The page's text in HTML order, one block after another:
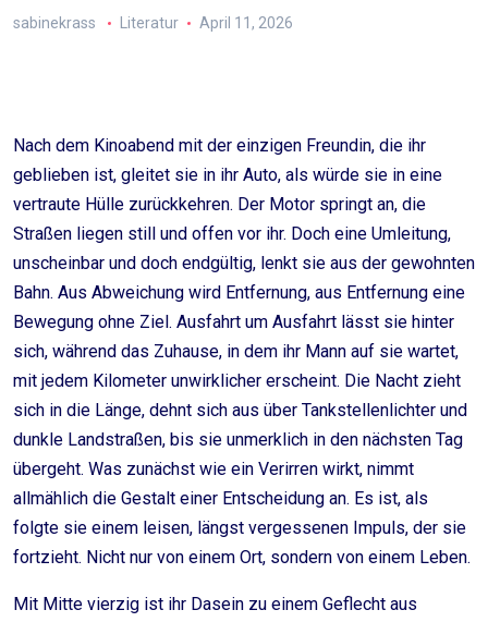
sabinekrass Literatur April 11, 2026
Nach dem Kinoabend mit der einzigen Freundin, die ihr
geblieben ist, gleitet sie in ihr Auto, als würde sie in eine
vertraute Hülle zurückkehren. Der Motor springt an, die
Straßen liegen still und offen vor ihr. Doch eine Umleitung,
unscheinbar und doch endgültig, lenkt sie aus der gewohnten
Bahn. Aus Abweichung wird Entfernung, aus Entfernung eine
Bewegung ohne Ziel. Ausfahrt um Ausfahrt lässt sie hinter
sich, während das Zuhause, in dem ihr Mann auf sie wartet,
mit jedem Kilometer unwirklicher erscheint. Die Nacht zieht
sich in die Länge, dehnt sich aus über Tankstellenlichter und
dunkle Landstraßen, bis sie unmerklich in den nächsten Tag
übergeht. Was zunächst wie ein Verirren wirkt, nimmt
allmählich die Gestalt einer Entscheidung an. Es ist, als
folgte sie einem leisen, längst vergessenen Impuls, der sie
fortzieht. Nicht nur von einem Ort, sondern von einem Leben.
Mit Mitte vierzig ist ihr Dasein zu einem Geflecht aus